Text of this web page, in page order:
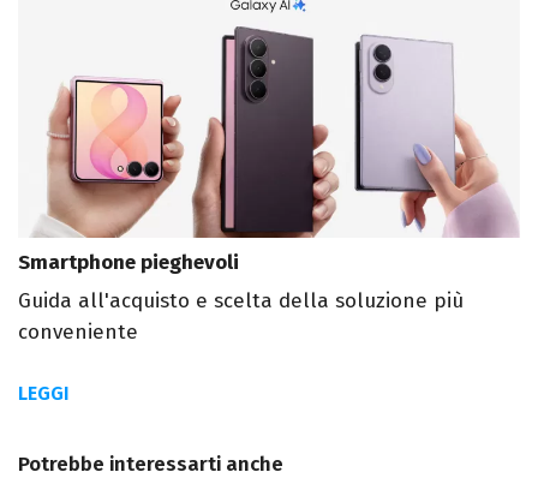
Smartphone pieghevoli
Guida all'acquisto e scelta della soluzione più
conveniente
LEGGI
Potrebbe interessarti anche